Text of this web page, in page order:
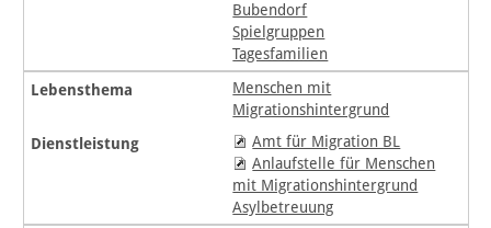
Bubendorf
Spielgruppen
Tagesfamilien
Menschen mit
Migrationshintergrund
Amt für Migration BL
Anlaufstelle für Menschen
mit Migrationshintergrund
Asylbetreuung